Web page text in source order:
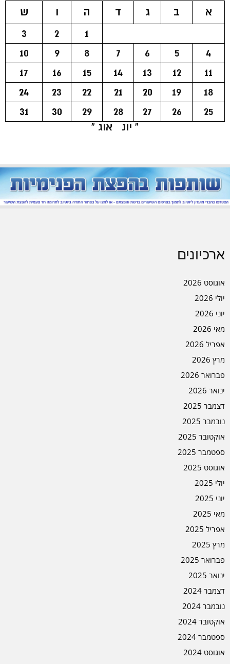
א
ב ג ד ה ו
ש
1
2
3
4
5
6
7
8
9
10
11
12
13
14
15
16
17
18
19
20
21
22
23
24
25
26
27
28
29
30
31
« יונ
אוג »
ארכיונים
אוגוסט 2026
יולי 2026
יוני 2026
מאי 2026
אפריל 2026
מרץ 2026
פברואר 2026
ינואר 2026
דצמבר 2025
נובמבר 2025
אוקטובר 2025
ספטמבר 2025
אוגוסט 2025
יולי 2025
יוני 2025
מאי 2025
אפריל 2025
מרץ 2025
פברואר 2025
ינואר 2025
דצמבר 2024
נובמבר 2024
אוקטובר 2024
ספטמבר 2024
אוגוסט 2024